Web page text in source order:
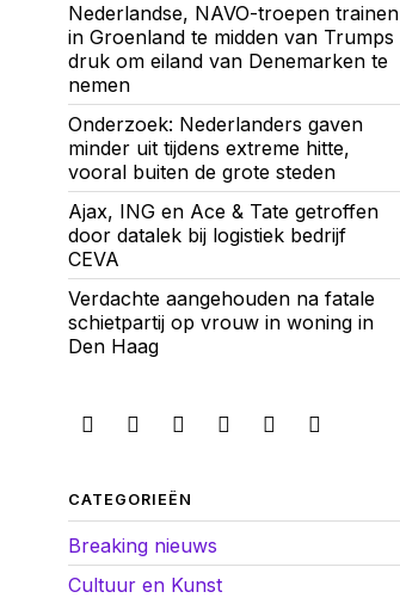
Nederlandse, NAVO-troepen trainen
in Groenland te midden van Trumps
druk om eiland van Denemarken te
nemen
Onderzoek: Nederlanders gaven
minder uit tijdens extreme hitte,
vooral buiten de grote steden
Ajax, ING en Ace & Tate getroffen
door datalek bij logistiek bedrijf
CEVA
Verdachte aangehouden na fatale
schietpartij op vrouw in woning in
Den Haag
CATEGORIEËN
Breaking nieuws
Cultuur en Kunst